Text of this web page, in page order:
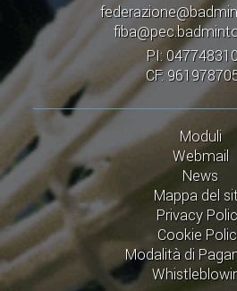
PI:
CF:
Moduli
Webmail
News
Mappa del
Privacy
Cookie
Modalità di